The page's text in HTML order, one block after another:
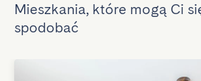
Mieszkania, które mogą Ci
spodobać